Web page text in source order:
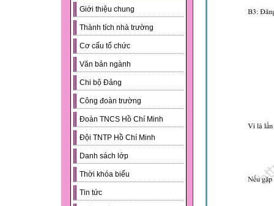
Giới thiệu chung
Thành tích nhà trường
Cơ cấu tổ chức
Văn bản ngành
Chi bộ Đảng
Công đoàn trường
Đoàn TNCS Hồ Chí Minh
Đội TNTP Hồ Chí Minh
Danh sách lớp
Thời khóa biểu
Tin tức